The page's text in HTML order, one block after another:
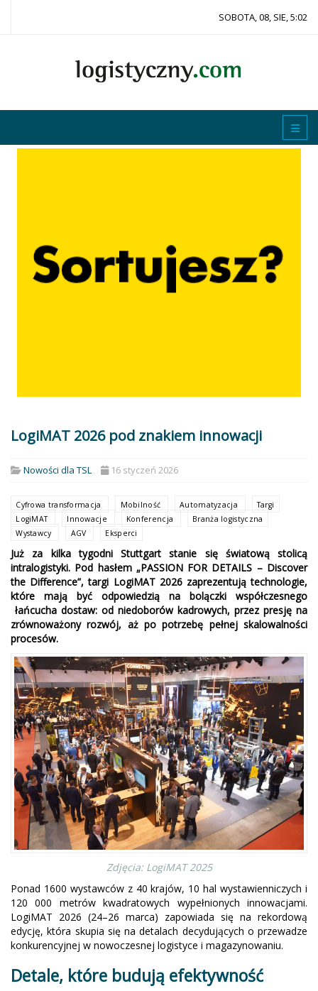
SOBOTA, 08, SIE, 5:02
LogiMAT 2026 pod znakiem innowacji
Nowości dla TSL 16 styczeń 2026
Cyfrowa transformacja Mobilność Automatyzacja
Targi
LogiMAT
Innowacje Konferencja
Branża logistyczna
Wystawcy
AGV Eksperci
Już za kilka tygodni Stuttgart stanie się światową stolicą
intralogistyki. Pod hasłem „PASSION FOR DETAILS – Discover
the Difference”, targi LogiMAT 2026 zaprezentują technologie,
które mają być odpowiedzią na bolączki współczesnego
łańcucha dostaw: od niedoborów kadrowych, przez presję na
zrównoważony rozwój, aż po potrzebę pełnej skalowalności
procesów.
Zdjęcia: LogiMAT 2025
Ponad 1600 wystawców z 40 krajów, 10 hal wystawienniczych i
120 000 metrów kwadratowych wypełnionych innowacjami.
LogiMAT 2026 (24–26 marca) zapowiada się na rekordową
edycję, która skupia się na detalach decydujących o przewadze
konkurencyjnej w nowoczesnej logistyce i magazynowaniu.
Detale, które budują efektywność